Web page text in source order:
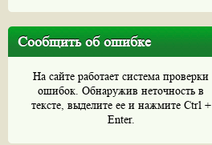
Сообщить об ошибке
На сайте работает система проверки
ошибок. Обнаружив неточность в
тексте, выделите ее и нажмите Ctrl +
Enter.